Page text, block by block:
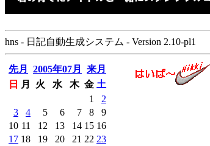
hns - 日記自動生成システム - Version 2.10-pl1
先月 2005年07月
来月
日
月 火 水 木 金 土
1
2
3
4 5 6 7 8
9
10 11 12 13 14 15 16
17 18 19 20 21 22 23